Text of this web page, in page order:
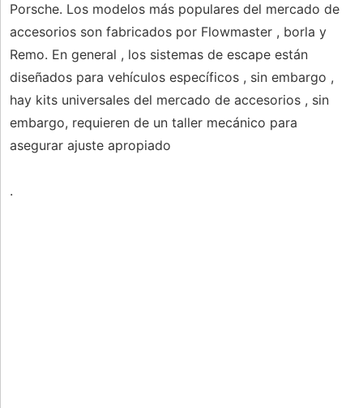
Porsche. Los modelos más populares del mercado de
accesorios son fabricados por Flowmaster , borla y
Remo. En general , los sistemas de escape están
diseñados para vehículos específicos , sin embargo ,
hay kits universales del mercado de accesorios , sin
embargo, requieren de un taller mecánico para
asegurar ajuste apropiado
.